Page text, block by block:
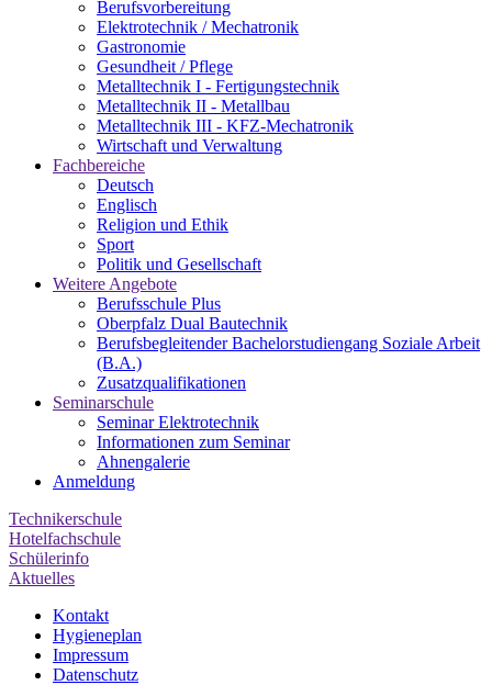
Berufsvorbereitung
Elektrotechnik / Mechatronik
Gastronomie
Gesundheit / Pflege
Metalltechnik I - Fertigungstechnik
Metalltechnik II - Metallbau
Metalltechnik III - KFZ-Mechatronik
Wirtschaft und Verwaltung
Fachbereiche
Deutsch
Englisch
Religion und Ethik
Sport
Politik und Gesellschaft
Weitere Angebote
Berufsschule Plus
Oberpfalz Dual Bautechnik
Berufsbegleitender Bachelor­studiengang Soziale Arbeit
(B.A.)
Zusatzqualifikationen
Seminarschule
Seminar Elektrotechnik
Informationen zum Seminar
Ahnengalerie
Anmeldung
Technikerschule
Hotelfachschule
Schülerinfo
Aktuelles
Kontakt
Hygieneplan
Impressum
Datenschutz